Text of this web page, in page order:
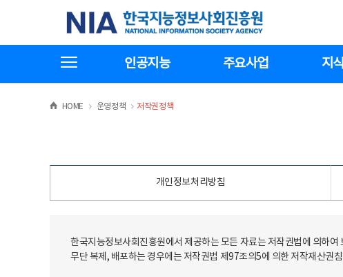
기
한국지능정보사회진흥원
인공지능 주요사업 지
HOME >운영정책 >
저작권정책
개인정보처리방침
한국지능정보사회진흥원에서 제공하는 모든 자료는 저작권법에 의하
무단 복제, 배포하는 경우에는 저작권법 제97조의5에 의한 저작재산권